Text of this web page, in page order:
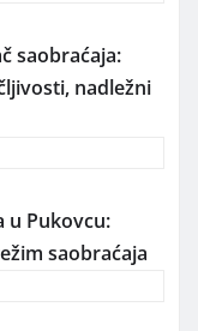
saobraćaja:
nadležni
u Pukovcu:
saobraćaja